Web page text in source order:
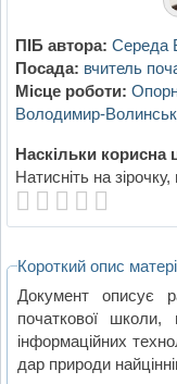
ПІБ автора: Середа
Посада: вчитель
Місце роботи:
Володимир-
Наскільки корисна
Натисніть на
Короткий опис
Документ описує
початкової школи,
інформаційних
дар природи